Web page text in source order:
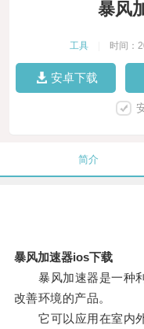
暴风
工具 时间：
安卓下载
简介
暴风加速器ios下载
暴风加速器是一种利
改善环境的产品。
它可以应用在室内外